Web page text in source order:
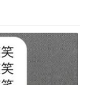
✌️いやーほっと
やわです。